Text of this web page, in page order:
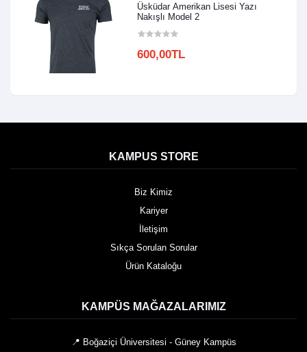
Üsküdar Amerikan Lisesi Yazı
Nakışlı Model 2
600,00TL
KAMPUS STORE
Biz Kimiz
Kariyer
İletişim
Sıkça Sorulan Sorular
Ürün Kataloğu
KAMPÜS MAĞAZALARIMIZ
📍 Boğaziçi Üniversitesi - Güney Kampüs